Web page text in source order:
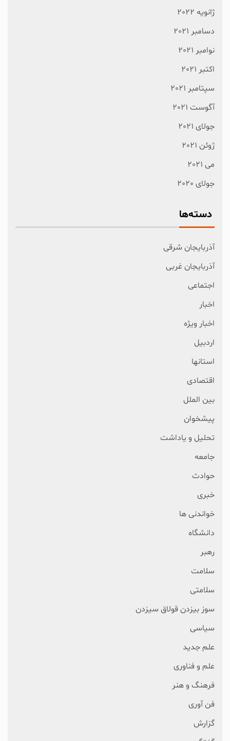
ژانویه 2022
دسامبر 2021
نوامبر 2021
اکتبر 2021
سپتامبر 2021
آگوست 2021
جولای 2021
ژوئن 2021
می 2021
جولای 2020
دسته‌ها
آذربایجان شرقی
آذربایجان غربی
اجتماعی
اخبار
اخبار ویژه
اردبیل
استانها
اقتصادی
بین الملل
پیشخوان
تحلیل و یاداشت
جامعه
حوادث
خبری
خواندنی ها
دانشگاه
رهبر
سلامت
سلامتی
سوز بیزدن قولاق سیزدن
سیاسی
علم جدید
علم و فناوری
فرهنگ و هنر
فن آوری
گزارش